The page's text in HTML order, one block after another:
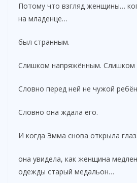
Потому что взгляд женщины…
на младенце…
был странным.
Слишком напряжённым. Слишком
Словно перед ней не чужой
Словно она ждала его.
И когда Эмма снова открыла
она увидела, как женщина
одежды старый медальон…